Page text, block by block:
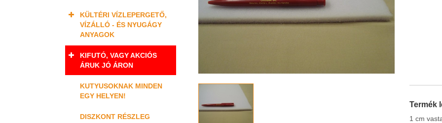
Termék
1 cm
KÜLTÉRI VÍZLEPERGETŐ,
VÍZÁLLÓ - ÉS NYUGÁGY
ANYAGOK
KIFUTÓ, VAGY AKCIÓS
ÁRUK JÓ ÁRON
KUTYUSOKNAK MINDEN
EGY HELYEN!
DISZKONT RÉSZLEG